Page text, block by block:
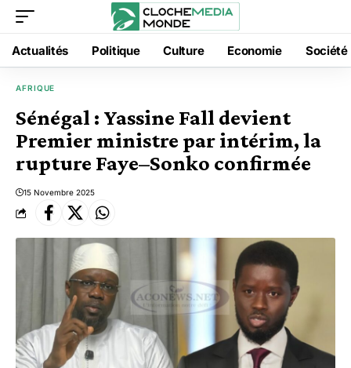
Actualités Politique Culture Economie Société
AFRIQUE
Sénégal : Yassine Fall devient
Premier ministre par intérim, la
rupture Faye–Sonko confirmée
15 Novembre 2025